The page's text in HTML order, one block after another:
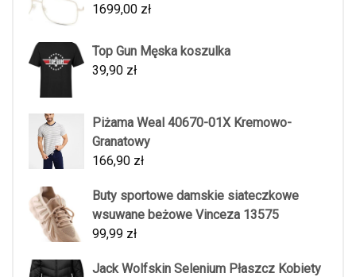
1699,00 zł
Top Gun Męska koszulka
39,90 zł
Piżama Weal 40670-01X Kremowo-
Granatowy
166,90 zł
Buty sportowe damskie siateczkowe
wsuwane beżowe Vinceza 13575
99,99 zł
Jack Wolfskin Selenium Płaszcz Kobiety